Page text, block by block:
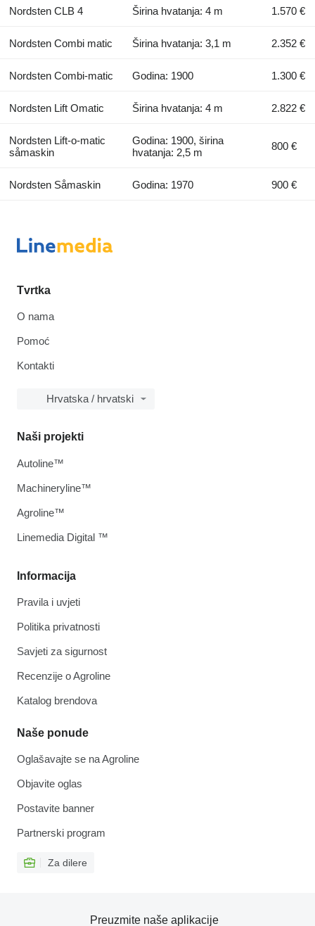
Nordsten CLB 4 Širina hvatanja: 4 m 1.570 €
Nordsten Combi matic Širina hvatanja: 3,1 m 2.352 €
Nordsten Combi-matic Godina: 1900 1.300 €
Nordsten Lift Omatic Širina hvatanja: 4 m 2.822 €
Nordsten Lift-o-matic
såmaskin
Godina: 1900, širina
hvatanja: 2,5 m
800 €
Nordsten Såmaskin Godina: 1970 900 €
Tvrtka
O nama
Pomoć
Kontakti
Hrvatska / hrvatski
Informacija
Pravila i uvjeti
Politika privatnosti
Savjeti za sigurnost
Recenzije o Agroline
Katalog brendova
Naše ponude
Oglašavajte se na Agroline
Objavite oglas
Postavite banner
Partnerski program
Za dilere
Naši projekti
Autoline™
Machineryline™
Agroline™
Linemedia Digital ™
Preuzmite naše aplikacije